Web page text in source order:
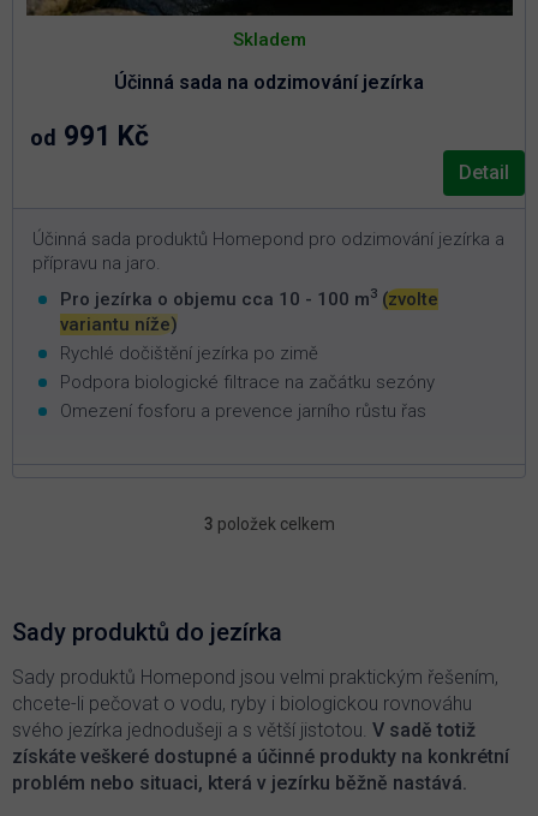
Účinná sada na odzimování jezírka
Skladem
od 991 Kč
Detail
Účinná sada produktů Homepond pro odzimování jezírka a
přípravu na jaro.
Pro jezírka o objemu cca 10 - 100 m3 (zvolte
variantu níže)
Rychlé dočištění jezírka po zimě
Podpora biologické filtrace na začátku sezóny
Omezení fosforu a prevence jarního růstu řas
O
d
a
c
p
r
v
k
3 položek celkem
Sady produktů do jezírka
Sady produktů Homepond jsou velmi praktickým řešením,
chcete-li pečovat o vodu, ryby i biologickou rovnováhu
svého jezírka jednodušeji a s větší jistotou. V sadě totiž
získáte veškeré dostupné a účinné produkty na konkrétní
problém nebo situaci, která v jezírku běžně nastává.